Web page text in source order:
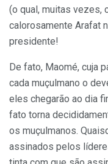
(o qual, muitas vezes,
calorosamente Arafat
presidente!
De fato, Maomé, cuja
cada muçulmano o
eles chegarão ao dia
fato torna
os muçulmanos.
assinados pelos